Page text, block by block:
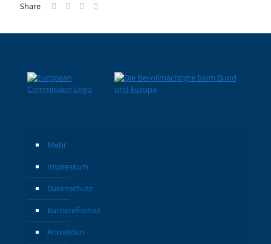
Share
Mehr
Impressum
Datenschutz
Barrierefreiheit
Anmelden